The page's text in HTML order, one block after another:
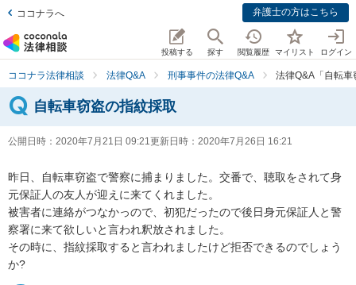
ココナラへ 弁護士の方はこちら
投稿する 探す 閲覧履歴 マイリスト ログイン
ココナラ法律相談 法律Q&A 刑事事件の法律Q&A 法律Q&A「自転
自転車窃盗の指紋採取
公開日時： 2020年7月21日 09:21更新日時： 2020年7月26日 16:21
昨日、自転車窃盗で警察に捕まりました。交番で、聴取をされて身
元保証人の友人が迎えに来てくれました。
被害者に連絡がつなかっので、初犯だったので後日身元保証人と警
察署に来て欲しいと言われ釈放されました。
その時に、指紋採取すると言われましたけど拒否できるのでしょう
か?